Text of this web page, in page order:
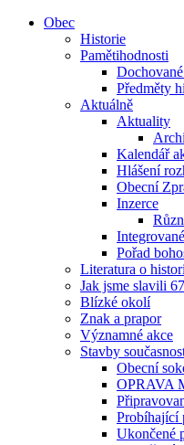
Obec
Historie
Pamětihodnosti
Předměty
Aktuálně
Aktuality
Kalendář
Hlášení
Obecní
Inzerce
Pořad
Literatura o
Jak jsme slavili
Blízké okolí
Znak a prapor
Významné akce
Stavby
Obecní
OPRAVA
Probíhající
Ukončené